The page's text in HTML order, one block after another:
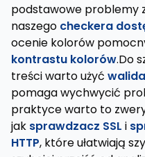
podstawowe problemy
naszego checkera
ocenie kolorów
kontrastu kolorów.Do
treści warto użyć
pomaga wychwycić
praktyce warto to
jak sprawdzacz SSL i
HTTP, które ułatwiają